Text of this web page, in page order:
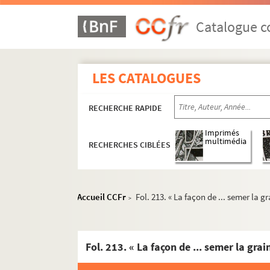
Catalogue
LES CATALOGUES
RECHERCHE RAPIDE
RECHERCHES CIBLÉES
Imprimés
multimédia
Accueil CCFr > Fol. 213. « La façon de ... semer la
Recueil de copies de documents dont la
4-MS-92. Volume 1
4-MS-94. Volume 3
4-MS-96. Volume 5
4-MS-97. Volume 6